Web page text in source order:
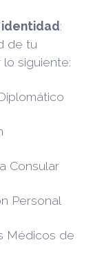
:
de tu
siguiente:
Consular
Personal
Médicos de